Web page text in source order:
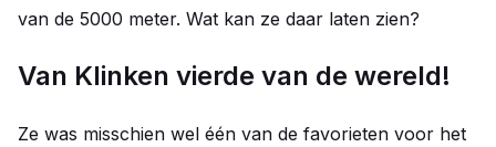
van de 5000 meter. Wat kan ze daar laten zien?
Van Klinken vierde van de wereld!
Ze was misschien wel één van de favorieten voor het